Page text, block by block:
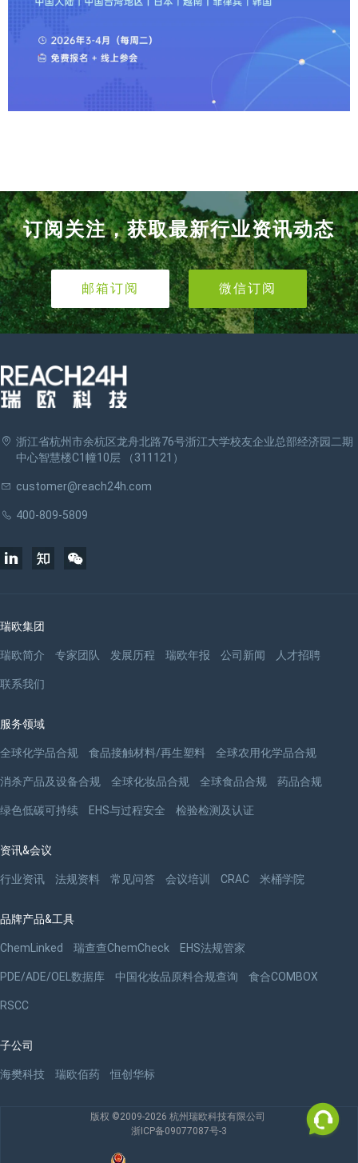
订阅关注，获取最新行业资讯动态
邮箱订阅 微信订阅
浙江省杭州市余杭区龙舟北路76号浙江大学校友企业总部经济园二期
中心智慧楼C1幢10层 （311121）
customer@reach24h.com
400-809-5809
瑞欧集团
瑞欧简介 专家团队 发展历程 瑞欧年报 公司新闻 人才招聘
联系我们
服务领域
全球化学品合规 食品接触材料/再生塑料 全球农用化学品合规
消杀产品及设备合规 全球化妆品合规 全球食品合规 药品合规
绿色低碳可持续 EHS与过程安全 检验检测及认证
资讯&会议
行业资讯 法规资料 常见问答 会议培训 CRAC 米桶学院
品牌产品&工具
ChemLinked 瑞查查ChemCheck EHS法规管家
PDE/ADE/OEL数据库 中国化妆品原料合规查询 食合COMBOX
RSCC
子公司
海樊科技 瑞欧佰药 恒创华标
版权 ©2009-2026 杭州瑞欧科技有限公司
浙ICP备09077087号-3